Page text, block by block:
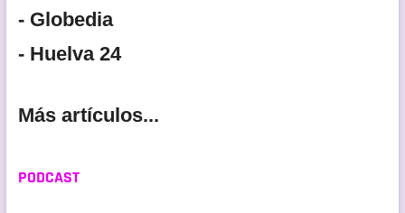
- Globedia
- Huelva 24
Más artículos...
PODCAST